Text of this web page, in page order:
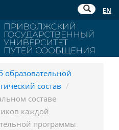
EN
образовательной
состав /
составе
каждой
программы